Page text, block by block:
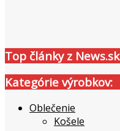
Top články z News.sk
Kategórie výrobkov:
Oblečenie
Košele